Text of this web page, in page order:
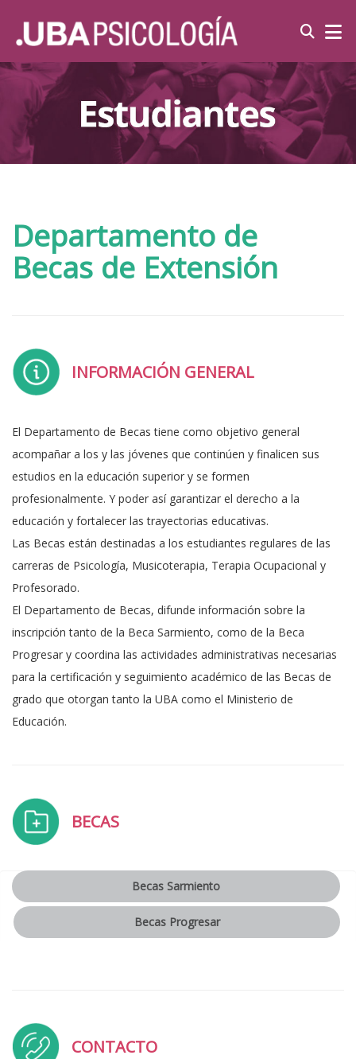
Departamento de
Becas de Extensión
INFORMACIÓN GENERAL
El Departamento de Becas tiene como objetivo general
acompañar a los y las jóvenes que continúen y finalicen sus
estudios en la educación superior y se formen
profesionalmente. Y poder así garantizar el derecho a la
educación y fortalecer las trayectorias educativas.
Las Becas están destinadas a los estudiantes regulares de las
carreras de Psicología, Musicoterapia, Terapia Ocupacional y
Profesorado.
El Departamento de Becas, difunde información sobre la
inscripción tanto de la Beca Sarmiento, como de la Beca
Progresar y coordina las actividades administrativas necesarias
para la certificación y seguimiento académico de las Becas de
grado que otorgan tanto la UBA como el Ministerio de
Educación.
BECAS
Becas Sarmiento
Becas Progresar
CONTACTO